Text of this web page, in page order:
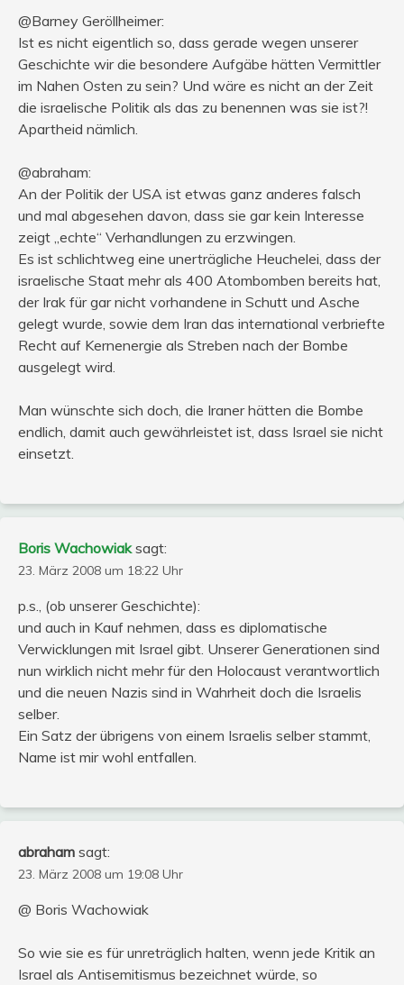
@Barney Geröllheimer:
Ist es nicht eigentlich so, dass gerade wegen unserer
Geschichte wir die besondere Aufgäbe hätten Vermittler
im Nahen Osten zu sein? Und wäre es nicht an der Zeit
die israelische Politik als das zu benennen was sie ist?!
Apartheid nämlich.
@abraham:
An der Politik der USA ist etwas ganz anderes falsch
und mal abgesehen davon, dass sie gar kein Interesse
zeigt „echte“ Verhandlungen zu erzwingen.
Es ist schlichtweg eine unerträgliche Heuchelei, dass der
israelische Staat mehr als 400 Atombomben bereits hat,
der Irak für gar nicht vorhandene in Schutt und Asche
gelegt wurde, sowie dem Iran das international verbriefte
Recht auf Kernenergie als Streben nach der Bombe
ausgelegt wird.
Man wünschte sich doch, die Iraner hätten die Bombe
endlich, damit auch gewährleistet ist, dass Israel sie nicht
einsetzt.
Boris Wachowiak sagt:
23. März 2008 um 18:22 Uhr
p.s., (ob unserer Geschichte):
und auch in Kauf nehmen, dass es diplomatische
Verwicklungen mit Israel gibt. Unserer Generationen sind
nun wirklich nicht mehr für den Holocaust verantwortlich
und die neuen Nazis sind in Wahrheit doch die Israelis
selber.
Ein Satz der übrigens von einem Israelis selber stammt,
Name ist mir wohl entfallen.
abraham sagt:
23. März 2008 um 19:08 Uhr
@ Boris Wachowiak
So wie sie es für unreträglich halten, wenn jede Kritik an
Israel als Antisemitismus bezeichnet würde, so